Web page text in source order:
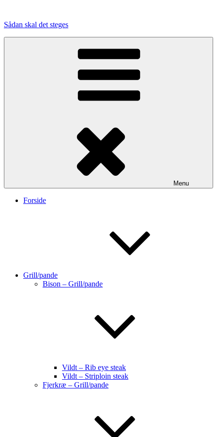
indhold
Sådan skal det steges
Menu
Forside
Grill/pande
Bison – Grill/pande
Vildt – Rib eye steak
Vildt – Striploin steak
Fjerkræ – Grill/pande